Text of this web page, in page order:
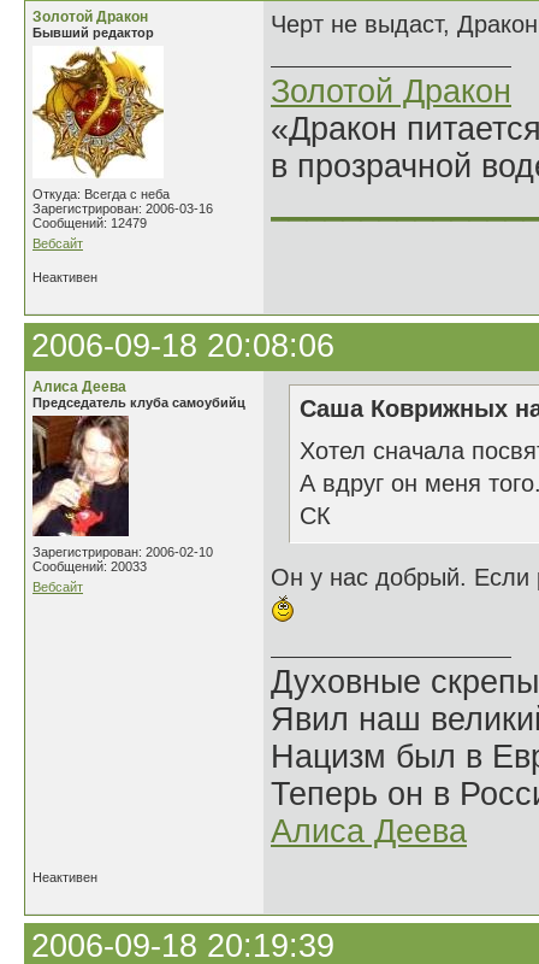
Золотой Дракон
Бывший редактор
Откуда: Всегда с неба
Зарегистрирован: 2006-03-16
Сообщений: 12479
Вебсайт
Черт не выдаст,
Золотой Дракон
«Дракон
в прозрачной
Неактивен
2006-09-18 20:08:06
Алиса Деева
Председатель клуба самоубийц
Зарегистрирован: 2006-02-10
Сообщений: 20033
Вебсайт
Саша Коврижных
Хотел сначала
А вдруг он меня
СК
Он у нас добрый. Если
Духовные
Явил наш
Нацизм был в
Теперь он в
Алиса Деева
Неактивен
2006-09-18 20:19:39